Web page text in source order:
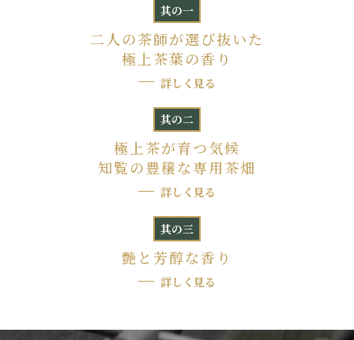
其の一
二人の茶師が選び抜いた
極上茶葉の香り
詳しく見る
其の二
極上茶が育つ気候
知覧の豊穣な専用茶畑
詳しく見る
其の三
艶と芳醇な香り
詳しく見る